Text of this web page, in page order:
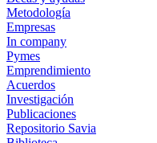
Metodología
Empresas
In company
Pymes
Emprendimiento
Acuerdos
Investigación
Publicaciones
Repositorio Savia